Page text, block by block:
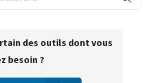
des outils dont vous
besoin ?